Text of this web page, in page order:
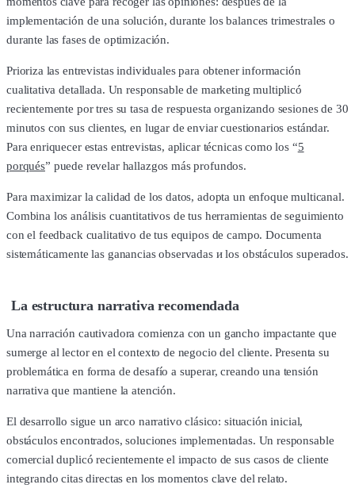
implementación de una solución, durante los balances trimestrales o
durante las fases de optimización.
Prioriza las entrevistas individuales para obtener información
cualitativa detallada. Un responsable de marketing multiplicó
recientemente por tres su tasa de respuesta organizando sesiones de 30
minutos con sus clientes, en lugar de enviar cuestionarios estándar.
Para enriquecer estas entrevistas, aplicar técnicas como los “5
porqués” puede revelar hallazgos más profundos.
Para maximizar la calidad de los datos, adopta un enfoque multicanal.
Combina los análisis cuantitativos de tus herramientas de seguimiento
con el feedback cualitativo de tus equipos de campo. Documenta
sistemáticamente las ganancias observadas и los obstáculos superados.
La estructura narrativa recomendada
Una narración cautivadora comienza con un gancho impactante que
sumerge al lector en el contexto de negocio del cliente. Presenta su
problemática en forma de desafío a superar, creando una tensión
narrativa que mantiene la atención.
El desarrollo sigue un arco narrativo clásico: situación inicial,
obstáculos encontrados, soluciones implementadas. Un responsable
comercial duplicó recientemente el impacto de sus casos de cliente
integrando citas directas en los momentos clave del relato.